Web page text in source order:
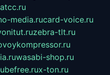
media.rucard-voice.ru
zebra-tlt.ru
wasabi-shop.ru
x-ton.ru